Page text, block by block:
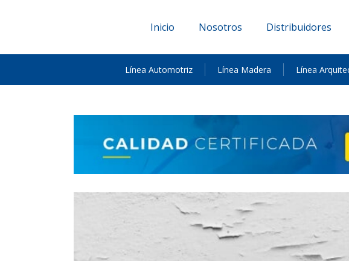
Inicio Nosotros Distribuidores
Línea Automotriz Línea Madera Línea